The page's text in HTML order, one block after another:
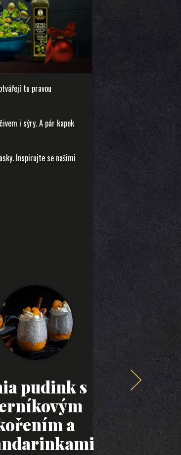
tu pravou
i sýry. A pár kapek
Inspirujte se našimi
pudink s
a